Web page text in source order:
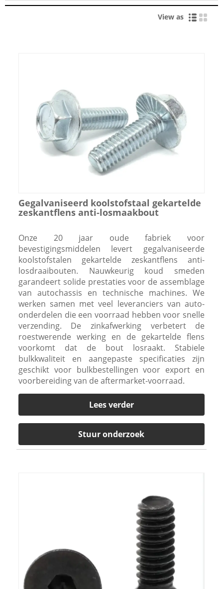
View as
Gegalvaniseerd koolstofstaal gekartelde
zeskantflens anti-losmaakbout
Onze 20 jaar oude fabriek voor
bevestigingsmiddelen levert gegalvaniseerde
koolstofstalen gekartelde zeskantflens anti-
losdraaibouten. Nauwkeurig koud smeden
garandeert solide prestaties voor de assemblage
van autochassis en technische machines. We
werken samen met veel leveranciers van auto-
onderdelen die een voorraad hebben voor snelle
verzending. De zinkafwerking verbetert de
roestwerende werking en de gekartelde flens
voorkomt dat de bout losraakt. Stabiele
bulkkwaliteit en aangepaste specificaties zijn
geschikt voor bulkbestellingen voor export en
voorbereiding van de aftermarket-voorraad.
Lees verder
Stuur onderzoek